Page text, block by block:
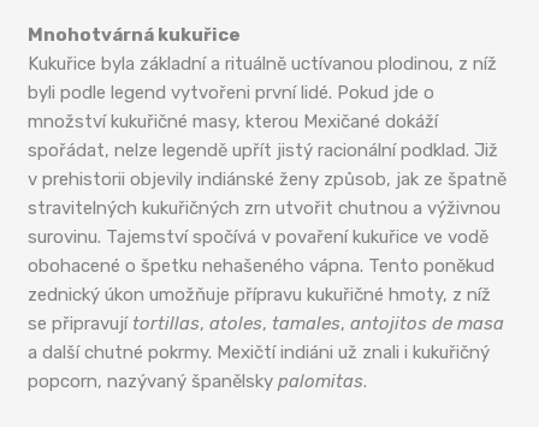
Mnohotvárná kukuřice
Kukuřice byla základní a rituálně uctívanou plodinou, z níž
byli podle legend vytvořeni první lidé. Pokud jde o
množství kukuřičné masy, kterou Mexičané dokáží
spořádat, nelze legendě upřít jistý racionální podklad. Již
v prehistorii objevily indiánské ženy způsob, jak ze špatně
stravitelných kukuřičných zrn utvořit chutnou a výživnou
surovinu. Tajemství spočívá v povaření kukuřice ve vodě
obohacené o špetku nehašeného vápna. Tento poněkud
zednický úkon umožňuje přípravu kukuřičné hmoty, z níž
se připravují tortillas,atoles, tamales,antojitos de masa
a další chutné pokrmy. Mexičtí indiáni už znali i kukuřičný
popcorn, nazývaný španělskypalomitas.